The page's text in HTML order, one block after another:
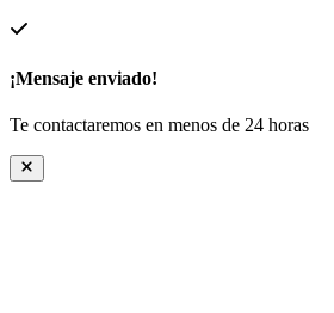
¡Mensaje enviado!
Te contactaremos en menos de 24 horas